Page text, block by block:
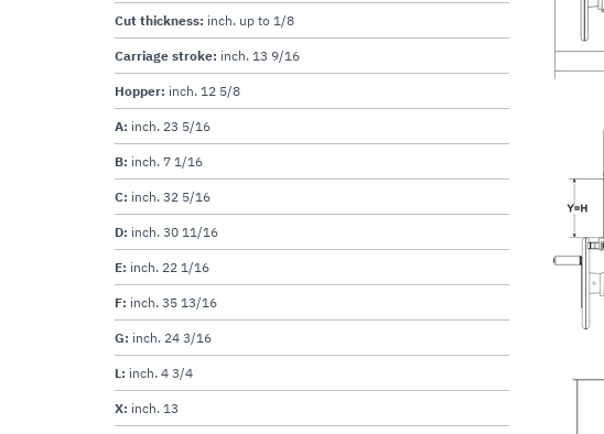
Cut thickness: inch. up to 1/8
Carriage stroke: inch. 13 9/16
Hopper: inch. 12 5/8
A: inch. 23 5/16
B: inch. 7 1/16
C: inch. 32 5/16
D: inch. 30 11/16
E: inch. 22 1/16
F: inch. 35 13/16
G: inch. 24 3/16
L: inch. 4 3/4
X: inch. 13